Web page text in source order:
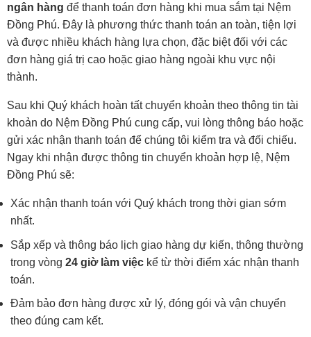
ngân hàng để thanh toán đơn hàng khi mua sắm tại Nệm
Đồng Phú. Đây là phương thức thanh toán an toàn, tiện lợi
và được nhiều khách hàng lựa chọn, đặc biệt đối với các
đơn hàng giá trị cao hoặc giao hàng ngoài khu vực nội
thành.
Sau khi Quý khách hoàn tất chuyển khoản theo thông tin tài
khoản do Nệm Đồng Phú cung cấp, vui lòng thông báo hoặc
gửi xác nhận thanh toán để chúng tôi kiểm tra và đối chiếu.
Ngay khi nhận được thông tin chuyển khoản hợp lệ, Nệm
Đồng Phú sẽ:
Xác nhận thanh toán với Quý khách trong thời gian sớm
nhất.
Sắp xếp và thông báo lịch giao hàng dự kiến, thông thường
trong vòng 24 giờ làm việckể từ thời điểm xác nhận thanh
toán.
Đảm bảo đơn hàng được xử lý, đóng gói và vận chuyển
theo đúng cam kết.